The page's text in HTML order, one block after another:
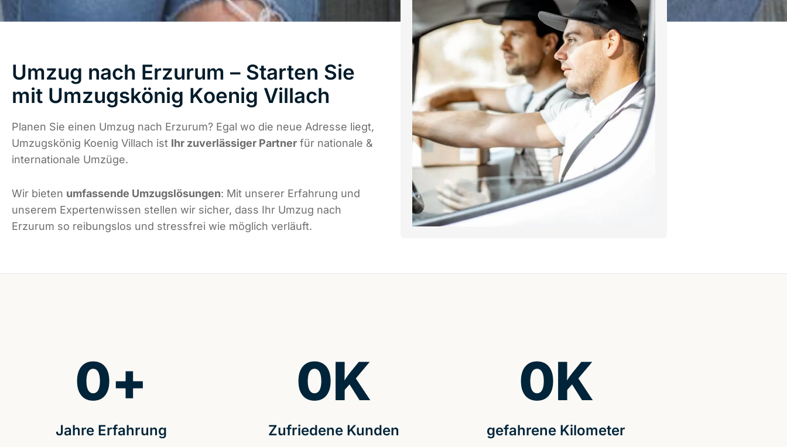
Umzug nach Erzurum – Starten Sie
mit Umzugskönig Koenig Villach
Planen Sie einen Umzug nach Erzurum? Egal wo die neue Adresse liegt,
Umzugskönig Koenig Villach ist Ihr zuverlässiger Partner für nationale &
internationale Umzüge.
Wir bieten umfassende Umzugslösungen: Mit unserer Erfahrung und
unserem Expertenwissen stellen wir sicher, dass Ihr Umzug nach
Erzurum so reibungslos und stressfrei wie möglich verläuft.
Jahre Erfahrung
0+
Zufriedene Kunden
0K
gefahrene Kilometer
0K